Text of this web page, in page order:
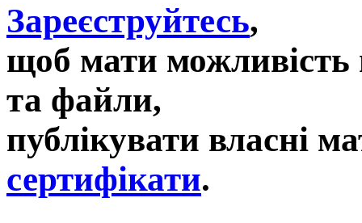
Зареєструйтесь,
щоб мати можливість
та файли,
публікувати власні
сертифікати.